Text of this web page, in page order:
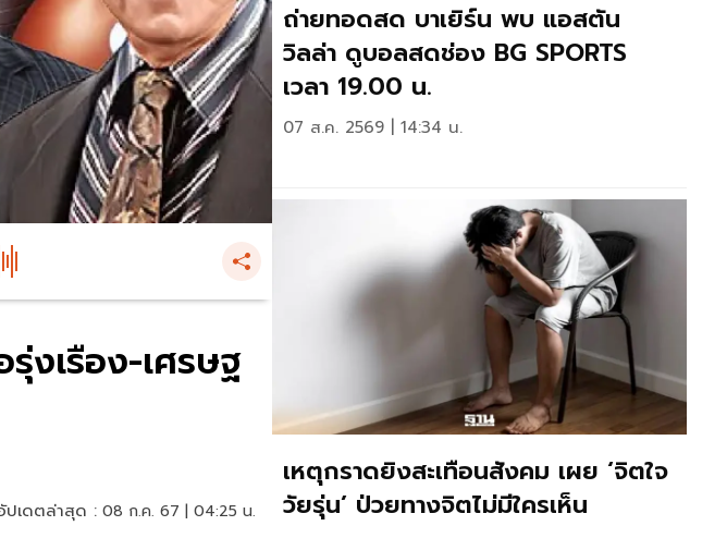
งเรือง-เศรษฐ
ปเดตล่าสุด : 08 ก.ค. 67 | 04:25 น.
ถ่ายทอดสด บาเยิร์น พบ แอสตัน
วิลล่า ดูบอลสดช่อง BG SPORTS
เวลา 19.00 น.
07 ส.ค. 2569 | 14:34 น.
เหตุกราดยิงสะเทือนสังคม เผย ‘จิตใจ
วัยรุ่น’ ป่วยทางจิตไม่มีใครเห็น